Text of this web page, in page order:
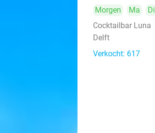
Morgen Ma Di
Cocktailbar Luna
Delft
Verkocht: 617